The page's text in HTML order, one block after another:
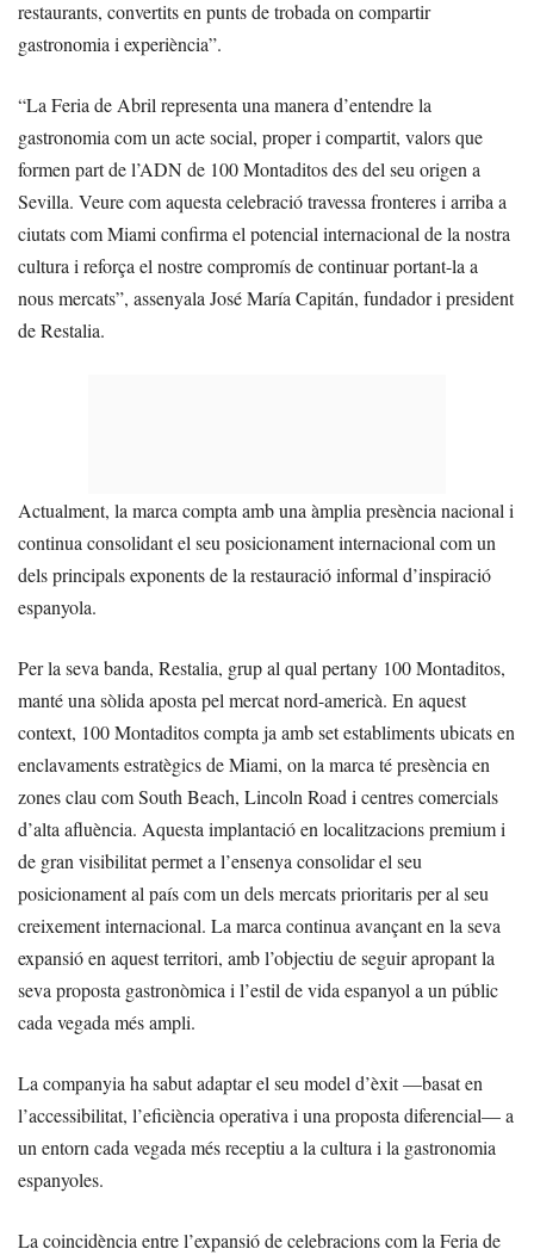
restaurants, convertits en punts de trobada on compartir
gastronomia i experiència”.
“La Feria de Abril representa una manera d’entendre la
gastronomia com un acte social, proper i compartit, valors que
formen part de l’ADN de 100 Montaditos des del seu origen a
Sevilla. Veure com aquesta celebració travessa fronteres i arriba a
ciutats com Miami confirma el potencial internacional de la nostra
cultura i reforça el nostre compromís de continuar portant-la a
nous mercats”, assenyala José María Capitán, fundador i president
de Restalia.
Actualment, la marca compta amb una àmplia presència nacional i
continua consolidant el seu posicionament internacional com un
dels principals exponents de la restauració informal d’inspiració
espanyola.
Per la seva banda, Restalia, grup al qual pertany 100 Montaditos,
manté una sòlida aposta pel mercat nord-americà. En aquest
context, 100 Montaditos compta ja amb set establiments ubicats en
enclavaments estratègics de Miami, on la marca té presència en
zones clau com South Beach, Lincoln Road i centres comercials
d’alta afluència. Aquesta implantació en localitzacions premium i
de gran visibilitat permet a l’ensenya consolidar el seu
posicionament al país com un dels mercats prioritaris per al seu
creixement internacional. La marca continua avançant en la seva
expansió en aquest territori, amb l’objectiu de seguir apropant la
seva proposta gastronòmica i l’estil de vida espanyol a un públic
cada vegada més ampli.
La companyia ha sabut adaptar el seu model d’èxit —basat en
l’accessibilitat, l’eficiència operativa i una proposta diferencial— a
un entorn cada vegada més receptiu a la cultura i la gastronomia
espanyoles.
La coincidència entre l’expansió de celebracions com la Feria de